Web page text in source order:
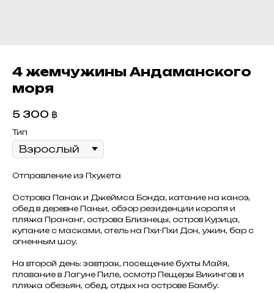
4 жемчужины Андаманского
моря
5 300 ฿
Тип
Отправление из Пхукета
Острова Панак и Джеймса Бонда, катание на каноэ,
обед в деревне Паньи, обзор резиденции короля и
пляжа Прананг, острова Близнецы, остров Курица,
купание с масками, отель на Пхи-Пхи Дон, ужин, бар с
огненным шоу.
На второй день: завтрак, посещение бухты Майя,
плавание в Лагуне Пиле, осмотр Пещеры Викингов и
пляжа обезьян, обед, отдых на острове Бамбу.